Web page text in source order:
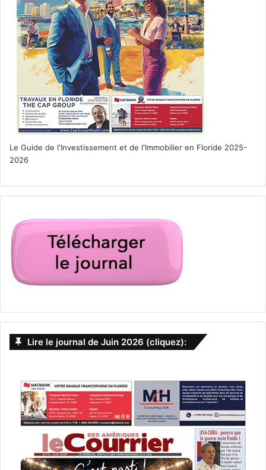
Le Guide de l'Investissement et de l'Immobilier en Floride 2025-
2026
Lire le journal de Juin 2026 (cliquez):